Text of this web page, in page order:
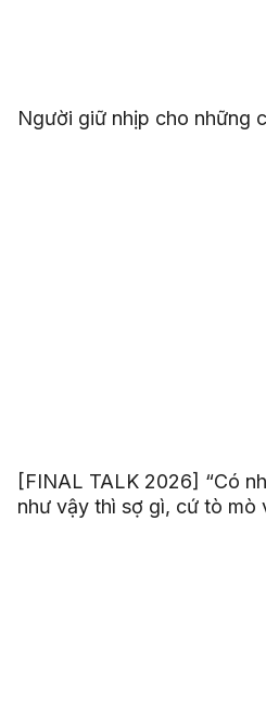
Người giữ nhịp cho những
[FINAL TALK 2026] “Có
như vậy thì sợ gì, cứ tò mò